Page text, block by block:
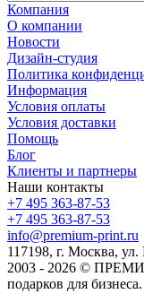
Компания
О компании
Новости
Дизайн-студия
Политика
Информация
Условия оплаты
Условия доставки
Помощь
Блог
Клиенты и партнеры
Наши контакты
+7 495 363-87-53
+7 495 363-87-53
info@premium-print.ru
117198, г. Москва,
2003 - 2026 ©
подарков для бизнеса.